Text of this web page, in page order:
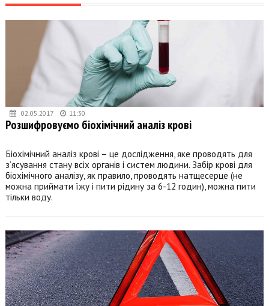
02.05.2017 11:30
Розшифровуємо біохімічний аналіз крові
Біохімічний аналіз крові – це дослідження, яке проводять для
з’ясування стану всіх органів і систем людини. Забір крові для
біохімічного аналізу, як правило, проводять натщесерце (не
можна приймати їжу і пити рідину за 6-12 годин), можна пити
тільки воду.